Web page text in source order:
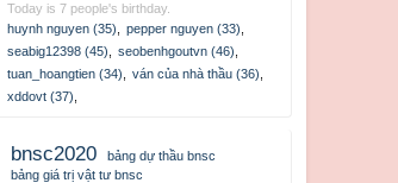
Today is 7 people's birthday.
huynh nguyen (35)
pepper nguyen (33)
seabig12398 (45)
seobenhgoutvn (46)
tuan_hoangtien (34)
ván của nhà thầu (36)
xddovt (37)
bnsc2020
bảng dự thầu bnsc
bảng giá trị vật tư bnsc